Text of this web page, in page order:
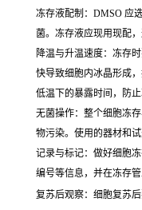
冻存液配制：DMSO 应
菌。冻存液应现用现配，
降温与升温速度：冻存
快导致细胞内冰晶形成
低温下的暴露时间，防止
无菌操作：整个细胞冻
物污染。使用的器材和
记录与标记：做好细胞
编号等信息，并在冻存
复苏后观察：细胞复苏